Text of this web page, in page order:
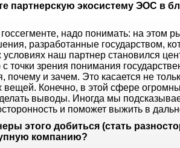
партнерскую экосистему ЭОС в
надо понимать: на этом
разработанные государством,
условиях наш партнер становился
с точки зрения понимания
почему и зачем. Это касается не
вещей. Конечно, в этой сфере
выводы. Иногда мы
и поможет выжить в
этого добиться (стать
компанию?